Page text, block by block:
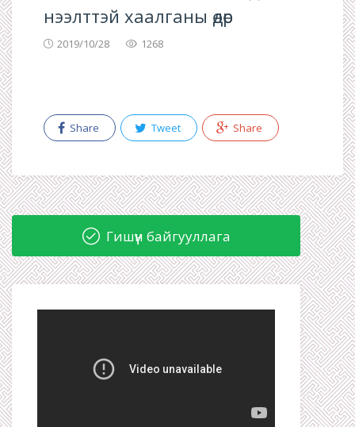
нээлттэй хаалганы өдөр
2019/10/28 1268
Share Tweet Share
Гишүүн байгууллага